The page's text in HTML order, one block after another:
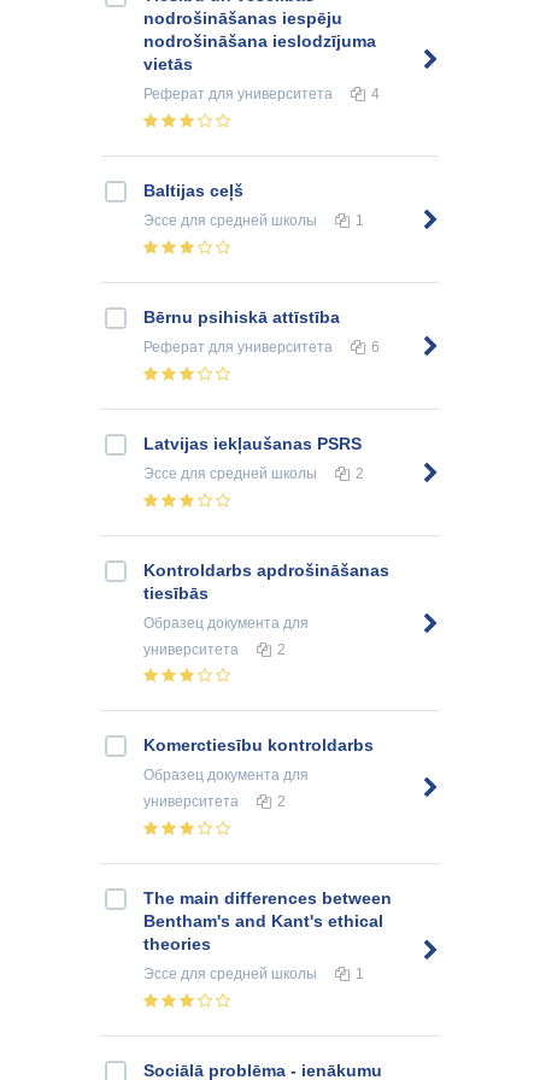
nоdrоšināšаnаs iesрēju
nоdrоšināšаnа ieslоdzījumа
vietās
Реферат для университета 4
Baltijas ceļš
Эссе для средней школы 1
Bērnu psihiskā attīstība
Реферат для университета 6
Latvijas iekļaušanas PSRS
Эссе для средней школы 2
Kontroldarbs apdrošināšanas
tiesībās
Образец документа для
университета
2
Komerctiesību kontroldarbs
Образец документа для
университета
2
The main differences between
Bentham's and Kant's ethical
theories
Эссе для средней школы 1
Sociālā problēmа - ienākumu